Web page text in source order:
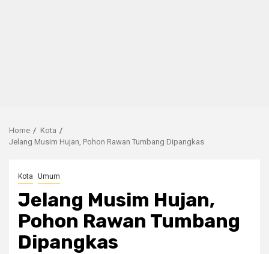
Home
Kota
Jelang Musim Hujan, Pohon Rawan Tumbang Dipangkas
Kota Umum
Jelang Musim Hujan,
Pohon Rawan Tumbang
Dipangkas